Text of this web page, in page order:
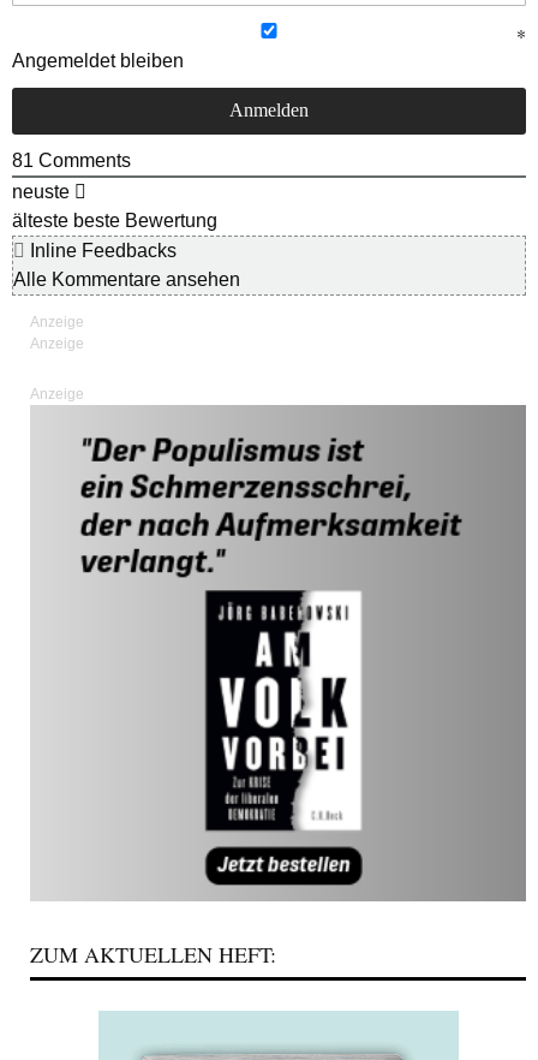
Angemeldet bleiben
81 Comments
neuste
älteste beste Bewertung
Inline Feedbacks
Alle Kommentare ansehen
Anzeige
ZUM AKTUELLEN HEFT: